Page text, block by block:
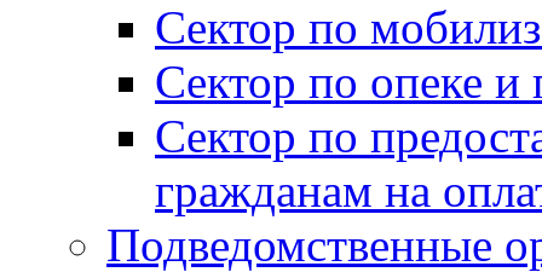
Сектор по
Сектор по опеке и
Сектор по
гражданам на
Подведомственные